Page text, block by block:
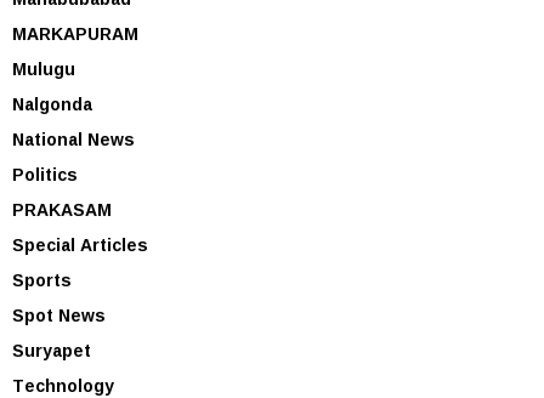
MARKAPURAM
Mulugu
Nalgonda
National News
Politics
PRAKASAM
Special Articles
Sports
Spot News
Suryapet
Technology